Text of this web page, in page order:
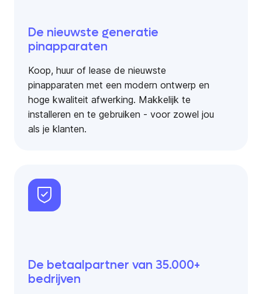
De nieuwste generatie
pinapparaten
Koop, huur of lease de nieuwste
pinapparaten met een modern ontwerp en
hoge kwaliteit afwerking. Makkelijk te
installeren en te gebruiken - voor zowel jou
als je klanten.
De betaalpartner van 35.000+
bedrijven